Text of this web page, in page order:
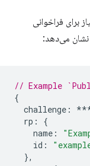
نشان می‌دهد:
// Example
{
challenge :
rp :
{
name :
id :
},